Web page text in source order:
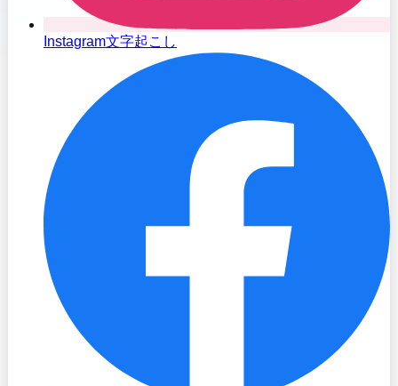
Instagram文字起こし